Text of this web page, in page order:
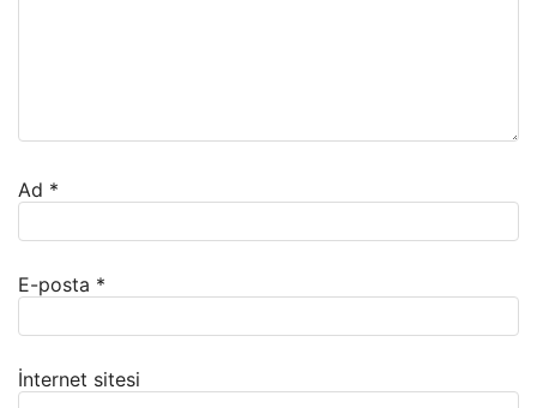
Ad *
E-posta *
İnternet sitesi